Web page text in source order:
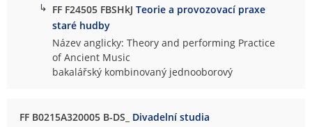
↳ FF F24505 FBSHkJTeorie a provozovací praxe
staré hudby
Název anglicky: Theory and performing Practice
of Ancient Music
bakalářský kombinovaný jednooborový
FF B0215A320005 B-DS_ Divadelní studia